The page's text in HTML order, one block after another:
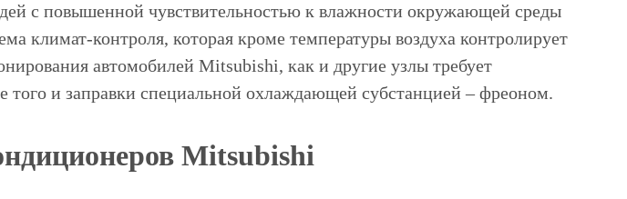
с повышенной чувствительностью к влажности окружающей среды
климат-контроля, которая кроме температуры воздуха контролирует
автомобилей Mitsubishi, как и другие узлы требует
того и заправки специальной охлаждающей субстанцией – фреоном.
Mitsubishi